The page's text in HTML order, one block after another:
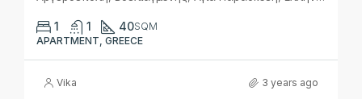
1 1 40SQM
APARTMENT, GREECE
Vika 3 years ago